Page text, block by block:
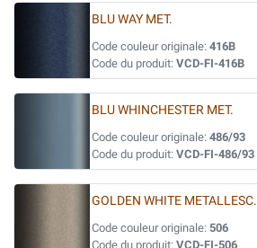
BLU WAY MET.
Code couleur originale: 416B
Code du produit: VCD-FI-416B
BLU WHINCHESTER MET.
Code couleur originale: 486/93
Code du produit: VCD-FI-486/93
GOLDEN WHITE METALLESC.
Code couleur originale: 506
Code du produit: VCD-FI-506